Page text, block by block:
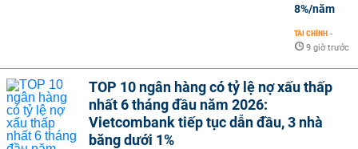
8%/năm
TÀI CHÍNH -
9 giờ trước
TOP 10 ngân hàng có tỷ lệ nợ xấu thấp
nhất 6 tháng đầu năm 2026:
Vietcombank tiếp tục dẫn đầu, 3 nhà
băng dưới 1%